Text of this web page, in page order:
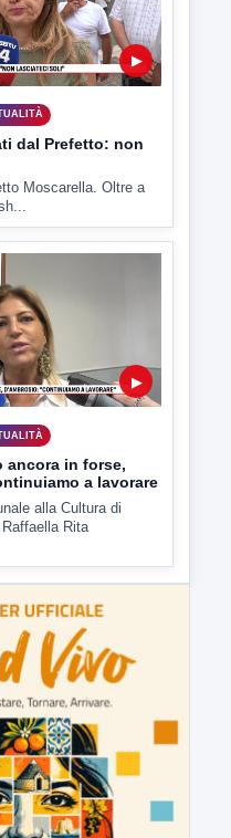
dal Prefetto: non
Moscarella. Oltre a
ancora in forse,
a lavorare
alla Cultura di
Rita